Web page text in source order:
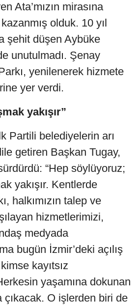
Ata’mızın mirasına
olduk. 10 yıl
şehit düşen Aybüke
unutulmadı. Şenay
yenilenerek hizmete
yer verdi.
yakışır”
Partili belediyelerin arı
getiren Başkan Tugay,
“Hep söylüyoruz;
yakışır. Kentlerde
halkımızın talep ve
hizmetlerimizi,
medyada
bugün İzmir’deki açılış
kayıtsız
yaşamına dokunan
çıkacak. O işlerden biri de